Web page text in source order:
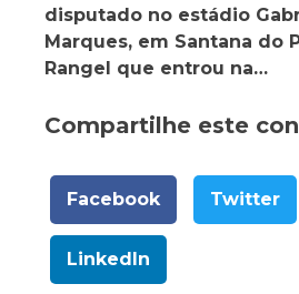
disputado no estádio
Marques, em Santana do
Rangel que entrou na…
Compartilhe este
Facebook Twitter
LinkedIn